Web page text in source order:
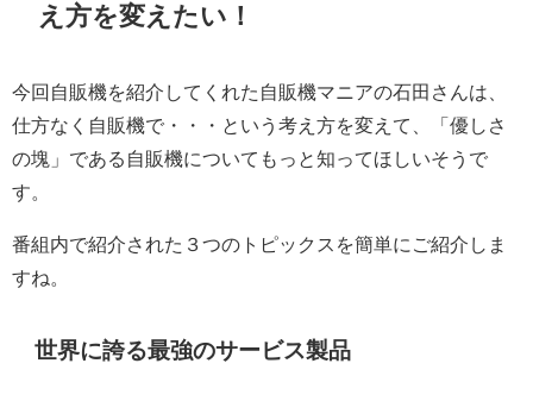
え方を変えたい！
今回自販機を紹介してくれた自販機マニアの石田さんは、
仕方なく自販機で・・・という考え方を変えて、「優しさ
の塊」である自販機についてもっと知ってほしいそうで
す。
番組内で紹介された３つのトピックスを簡単にご紹介しま
すね。
世界に誇る最強のサービス製品